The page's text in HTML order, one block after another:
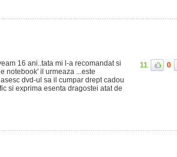
16 ani..tata mi l-a recomandat si
notebook' il urmeaza ...este
dvd-ul sa il cumpar drept cadou
si exprima esenta dragostei atat de
11 0